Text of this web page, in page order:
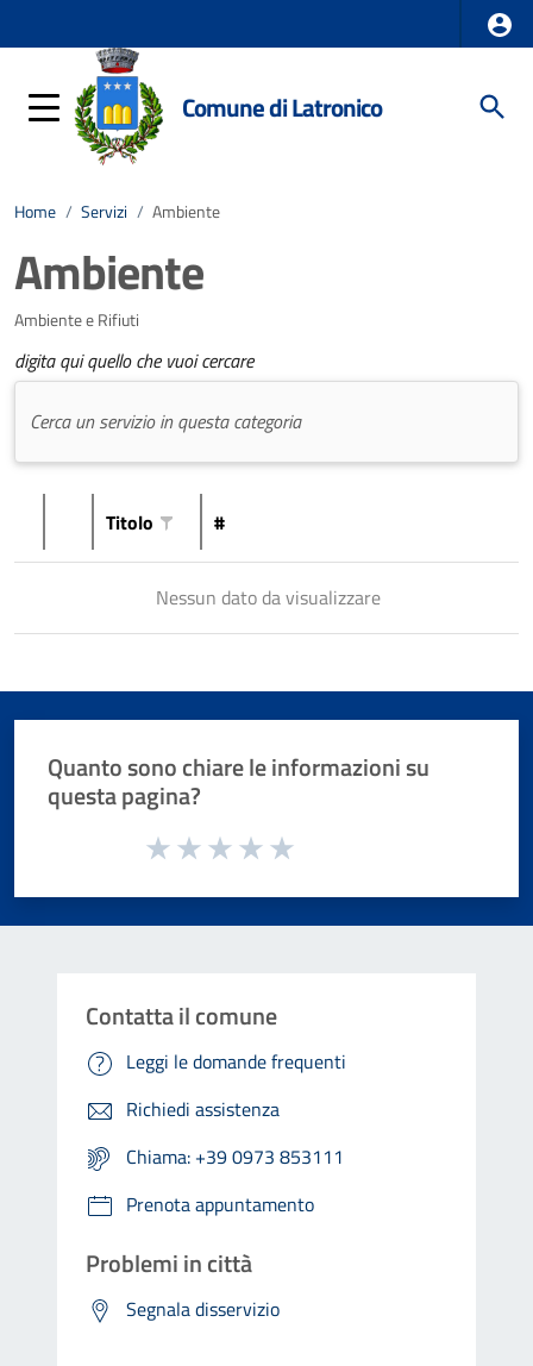
Comune di Latronico
Home / Servizi / Ambiente
Ambiente
Ambiente e Rifiuti
digita qui quello che vuoi cercare
Titolo #
Nessun dato da visualizzare
Quanto sono chiare le informazioni su
questa pagina?
Valuta da 1 a 5 stelle la pagina
Contatta il comune
Leggi le domande frequenti
Richiedi assistenza
Chiama: +39 0973 853111
Prenota appuntamento
Problemi in città
Segnala disservizio